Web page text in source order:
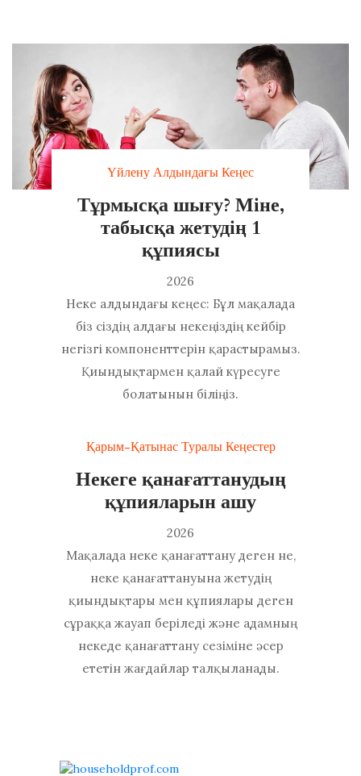
Үйлену Алдындағы Кеңес
Тұрмысқа шығу? Міне,
табысқа жетудің 1
құпиясы
2026
Неке алдындағы кеңес: Бұл мақалада
біз сіздің алдағы некеңіздің кейбір
негізгі компоненттерін қарастырамыз.
Қиындықтармен қалай күресуге
болатынын біліңіз.
Қарым-Қатынас Туралы Кеңестер
Некеге қанағаттанудың
құпияларын ашу
2026
Мақалада неке қанағаттану деген не,
неке қанағаттануына жетудің
қиындықтары мен құпиялары деген
сұраққа жауап беріледі және адамның
некеде қанағаттану сезіміне әсер
ететін жағдайлар талқыланады.